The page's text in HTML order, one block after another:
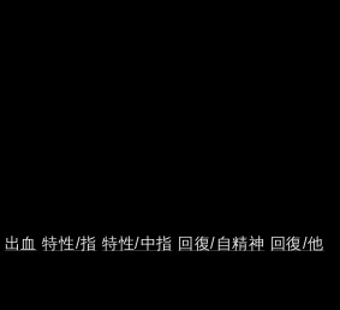
出血 特性/指 特性/中指 回復/自精神 回復/他